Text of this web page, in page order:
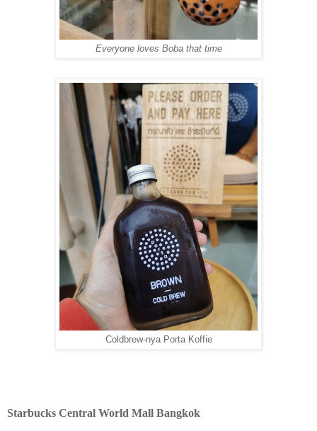
Everyone loves Boba that time
Coldbrew-nya Porta Koffie
Starbucks Central World Mall Bangkok